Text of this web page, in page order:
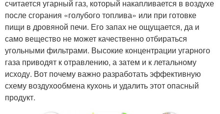
считается угарный газ, который накапливается в воздухе
после сгорания «голубого топлива» или при готовке
пищи в дровяной печи. Его запах не ощущается, да и
само вещество не может качественно отбираться
угольными фильтрами. Высокие концентрации угарного
газа приводят к отравлению, а затем и к летальному
исходу. Вот почему важно разработать эффективную
схему воздухообмена кухонь и удалить этот опасный
продукт.